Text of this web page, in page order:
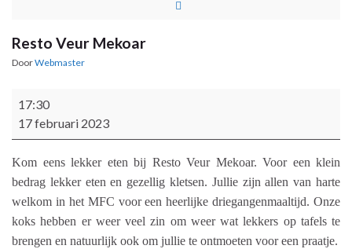
Resto Veur Mekoar
DoorWebmaster
Resto Veur Mekoar
17:30
17 februari 2023
Kom eens lekker eten bij Resto Veur Mekoar. Voor een klein
bedrag lekker eten en gezellig kletsen. Jullie zijn allen van harte
welkom in het MFC voor een heerlijke driegangenmaaltijd. Onze
koks hebben er weer veel zin om weer wat lekkers op tafels te
brengen en natuurlijk ook om jullie te ontmoeten voor een praatje.